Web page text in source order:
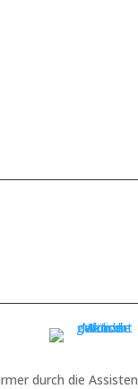
durch die